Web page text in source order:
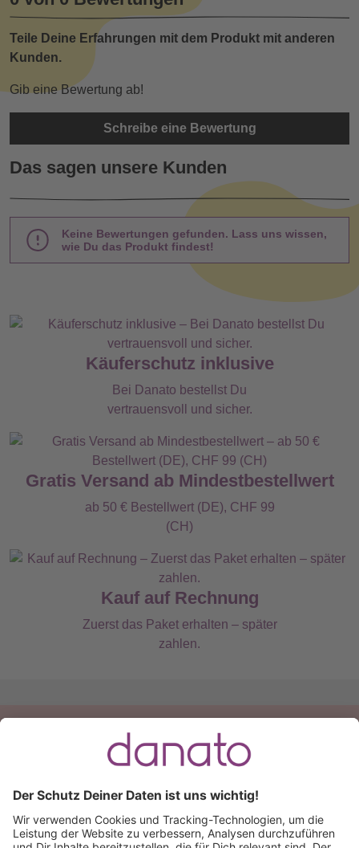
Teile Deine Erfahrungen mit dem Produkt mit anderen
Kunden.
Gib eine Bewertung ab!
Schreibe eine Bewertung
Das sagen unsere Kunden
Keine Bewertungen gefunden. Lass uns wissen,
wie Du das Produkt findest!
Käuferschutz inklusive
Bei Danato bestellst Du
vertrauensvoll und sicher.
Gratis Versand ab Mindestbestellwert
ab 50 € Bestellwert (DE), CHF 99
(CH)
Kauf auf Rechnung
Zuerst das Paket erhalten – später
zahlen.
Du hast eine Frage?
+49 (0) 511 51 56 0300
schreib uns eineE-Mail
Käuferschutz inklusive Kauf auf Rechnung